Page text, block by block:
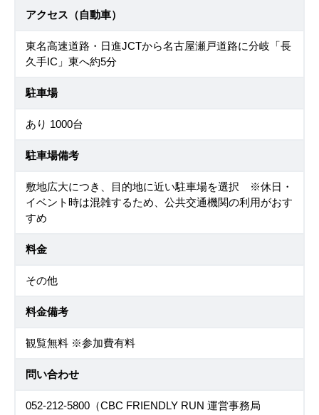
アクセス（自動車）
東名高速道路・日進JCTから名古屋瀬戸道路に分岐「長
久手IC」東へ約5分
駐車場
あり 1000台
駐車場備考
敷地広大につき、目的地に近い駐車場を選択 ※休日・
イベント時は混雑するため、公共交通機関の利用がおす
すめ
料金
その他
料金備考
観覧無料 ※参加費有料
問い合わせ
052-212-5800（CBC FRIENDLY RUN 運営事務局